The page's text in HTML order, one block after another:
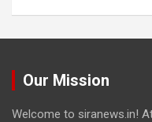
Our Mission
Welcome to siranews.in!